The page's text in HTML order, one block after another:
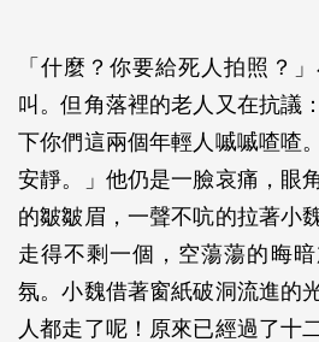
「什麼？你要給死人拍照？
叫。但角落裡的老人又在抗議
下你們這兩個年輕人嘁嘁喳喳
安靜。」他仍是一臉哀痛，眼
的皺皺眉，一聲不吭的拉著小
走得不剩一個，空蕩蕩的晦
氛。小魏借著窗紙破洞流進的
人都走了呢！原來已經過了十